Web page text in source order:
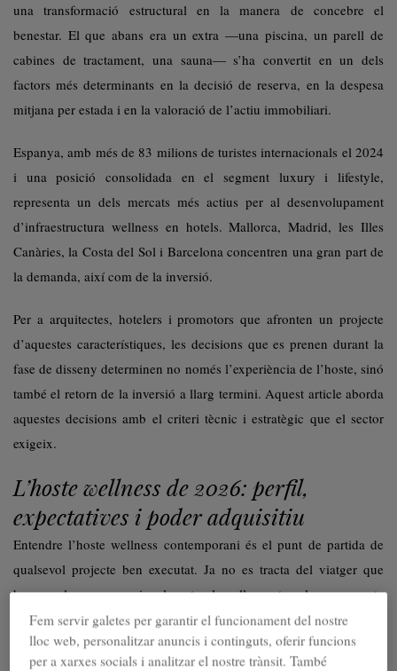
una transformació estructural en la manera de concebre el
benestar. El que abans era un extra —una piscina, un parell de
cabines de tractament, una sauna— s’ha convertit en un dels
factors més determinants en la decisió de reserva, en la despesa
mitjana per estada i en la valoració de l’actiu immobiliari.
Espanya, amb més de 83 milions de turistes internacionals el 2024
i una posició consolidada en el segment luxury i lifestyle,
representa un dels mercats més actius per al desenvolupament
d’infraestructura wellness en hotels. Mallorca, Madrid, les Illes
Canàries, la Costa del Sol i Barcelona concentren una gran part de
la demanda, així com de la inversió.
Per a arquitectes, hotelers i promotors que afronten un projecte
d’aquestes característiques, les decisions que es prenen durant la
fase de disseny determinen no només l’experiència de l’hoste, sinó
també el retorn de la inversió a llarg termini. Aquest article aborda
aquestes decisions amb el criteri tècnic i estratègic que el sector
exigeix.
L’hoste wellness de 2026: perfil,
expectatives i poder adquisitiu
Entendre l’hoste wellness contemporani és el punt de partida de
qualsevol projecte ben executat. Ja no es tracta del viatger que
busca relaxar-se ocasionalment: el wellness traveler representa
avui un dels perfils amb més despesa per estada dins del sector
hoteler global.
Fem servir galetes per garantir el funcionament del nostre
lloc web, personalitzar anuncis i continguts, oferir funcions
per a xarxes socials i analitzar el nostre trànsit. També